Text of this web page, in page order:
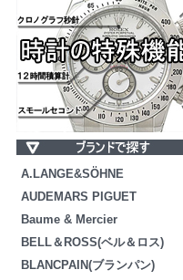
A.LANGE&SÖHNE
AUDEMARS PIGUET
Baume & Mercier
BELL＆ROSS(ベル＆ロス)
BLANCPAIN(ブランパン)